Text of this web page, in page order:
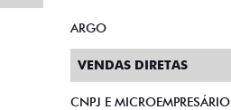
ARGO
VENDAS DIRETAS
CNPJ E MICROEMPRESÁRIO